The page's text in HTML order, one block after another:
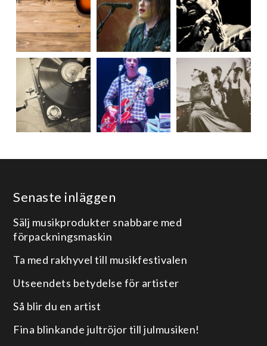
Senaste inläggen
Sälj musikprodukter snabbare med
förpackningsmaskin
Ta med rakhyvel till musikfestivalen
Utseendets betydelse för artister
Så blir du en artist
Fina blinkande jultröjor till julmusiken!